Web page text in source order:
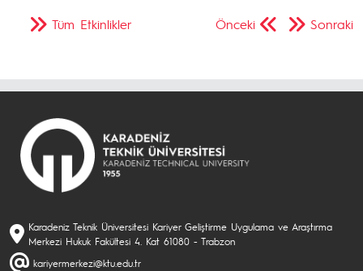
Önceki Sonraki
Tüm Etkinlikler
Karadeniz Teknik Üniversitesi Kariyer Geliştirme Uygulama ve Araştırma
Merkezi Hukuk Fakültesi 4. Kat 61080 - Trabzon
kariyermerkezi@ktu.edu.tr